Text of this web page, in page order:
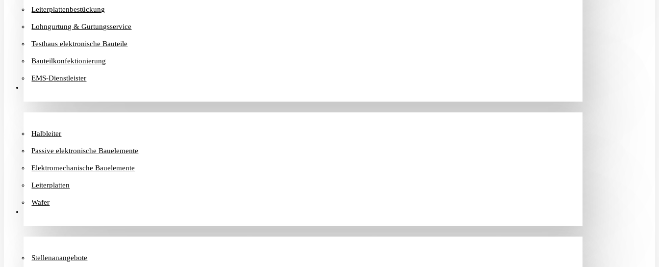
Leiterplattenbestückung
Lohngurtung & Gurtungsservice
Testhaus elektronische Bauteile
Bauteilkonfektionierung
EMS-Dienstleister
Halbleiter
Passive elektronische Bauelemente
Elektromechanische Bauelemente
Leiterplatten
Wafer
Stellenanangebote